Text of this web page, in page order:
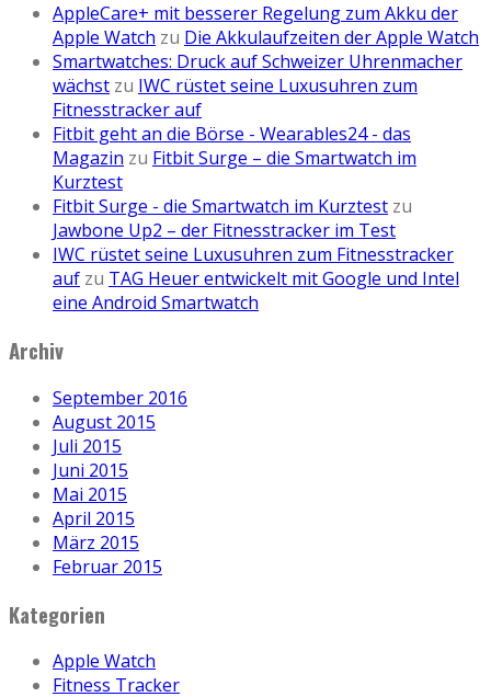
AppleCare+ mit besserer Regelung zum Akku der
Apple Watch zu Die Akkulaufzeiten der Apple Watch
Smartwatches: Druck auf Schweizer Uhrenmacher
wächst zu IWC rüstet seine Luxusuhren zum
Fitnesstracker auf
Fitbit geht an die Börse - Wearables24 - das
Magazin zu Fitbit Surge – die Smartwatch im
Kurztest
Fitbit Surge - die Smartwatch im Kurztest zu
Jawbone Up2 – der Fitnesstracker im Test
IWC rüstet seine Luxusuhren zum Fitnesstracker
auf zu TAG Heuer entwickelt mit Google und Intel
eine Android Smartwatch
Archiv
September 2016
August 2015
Juli 2015
Juni 2015
Mai 2015
April 2015
März 2015
Februar 2015
Kategorien
Apple Watch
Fitness Tracker